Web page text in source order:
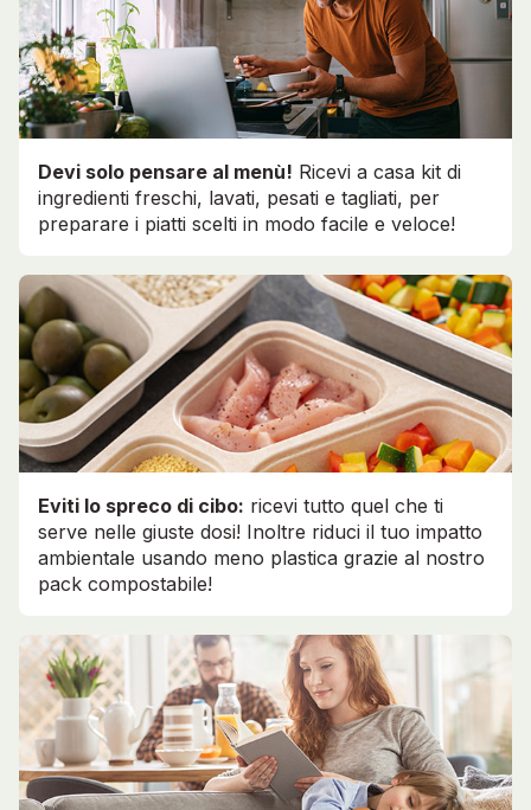
Devi solo pensare al menù! Ricevi a casa kit di
ingredienti freschi, lavati, pesati e tagliati, per
preparare i piatti scelti in modo facile e veloce!
Eviti lo spreco di cibo: ricevi tutto quel che ti
serve nelle giuste dosi! Inoltre riduci il tuo impatto
ambientale usando meno plastica grazie al nostro
pack compostabile!